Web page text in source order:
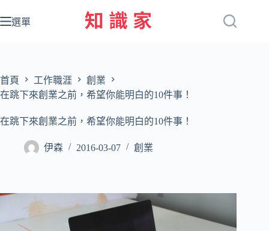
至
容
選單
首頁 工作職涯
創業
在跳下來創業之前，希望你能明白的10件事！
在跳下來創業之前，希望你能明白的10件事！
伊森 2016-03-07 創業